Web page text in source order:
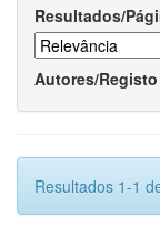
Resultados/
Autores/Registo
Resultados 1-1